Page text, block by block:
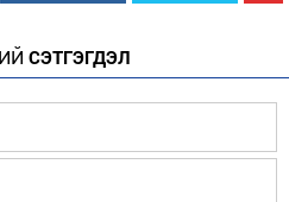
СЭТГЭГДЭЛ